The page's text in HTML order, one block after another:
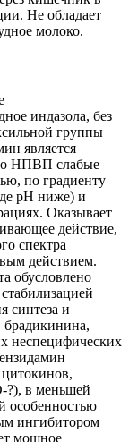
Не обладает
молоко.
индазола, без
группы
является
НПВП слабые
по градиенту
рН ниже) и
Оказывает
действие,
спектра
действием.
обусловлено
синтеза и
брадикинина,
неспецифических
?), в меньшей
особенностью
ингибитором
мощное